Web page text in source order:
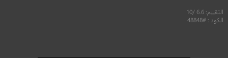
التقييم: 6.6 /10
الكود : #48848